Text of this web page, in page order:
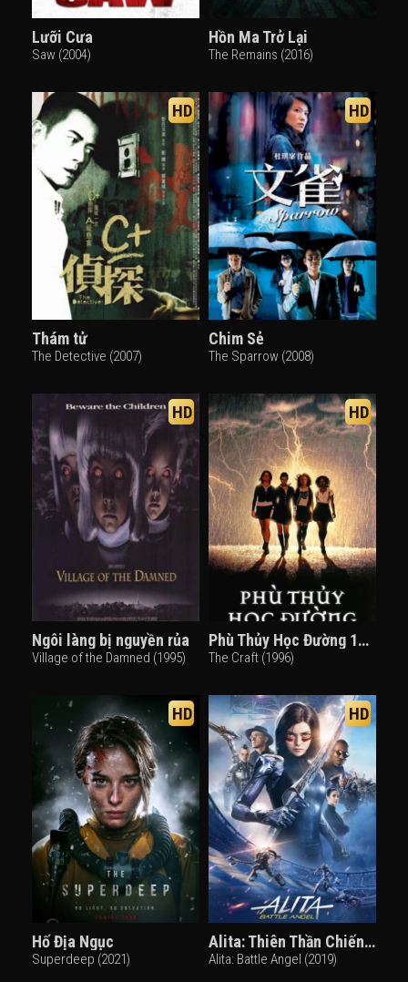
Lưỡi Cưa
Saw (2004)
Hồn Ma Trở Lại
The Remains (2016)
HD
Thám tử
The Detective (2007)
HD
Chim Sẻ
The Sparrow (2008)
HD
Ngôi làng bị nguyền rủa
Village of the Damned (1995)
HD
Phù Thủy Học Đường 1996
The Craft (1996)
HD
Hố Địa Ngục
Superdeep (2021)
HD
Alita: Thiên Thần Chiến Binh
Alita: Battle Angel (2019)